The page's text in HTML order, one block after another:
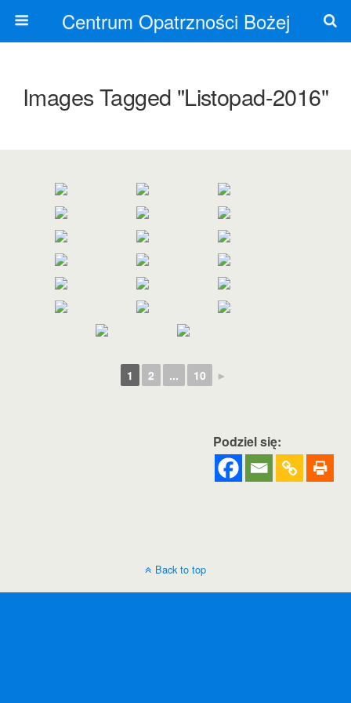
Centrum Opatrzności Bożej
Images Tagged "listopad-2016"
1 2 ... 10 ►
Podziel się:
Back to top